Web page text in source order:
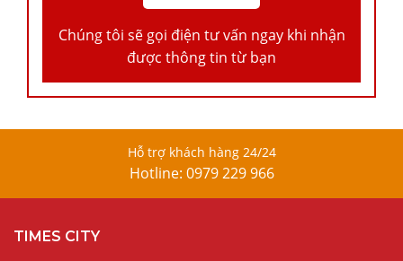
Chúng tôi sẽ gọi điện tư vấn ngay khi nhận
được thông tin từ bạn
Hỗ trợ khách hàng 24/24
Hotline: 0979 229 966
TIMES CITY